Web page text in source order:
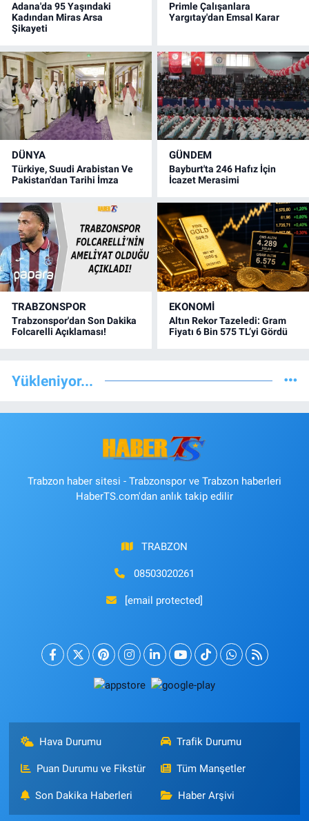
Adana'da 95 Yaşındaki
Kadından Miras Arsa
Şikayeti
Primle Çalışanlara
Yargıtay'dan Emsal Karar
DÜNYA
Türkiye, Suudi Arabistan Ve
Pakistan'dan Tarihi İmza
GÜNDEM
Bayburt'ta 246 Hafız İçin
İcazet Merasimi
TRABZONSPOR
Trabzonspor'dan Son Dakika
Folcarelli Açıklaması!
EKONOMİ
Altın Rekor Tazeledi: Gram
Fiyatı 6 Bin 575 TL’yi Gördü
Yükleniyor...
Trabzon haber sitesi - Trabzonspor ve Trabzon haberleri
HaberTS.com'dan anlık takip edilir
TRABZON
08503020261
[email protected]
Hava Durumu Trafik Durumu
Puan Durumu ve Fikstür Tüm Manşetler
Son Dakika Haberleri Haber Arşivi